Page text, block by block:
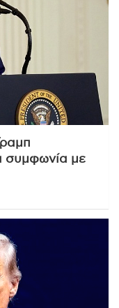
συμφωνία με